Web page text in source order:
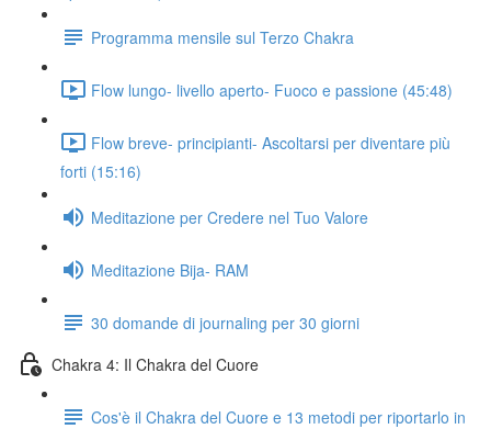
Programma mensile sul Terzo Chakra
Flow lungo- livello aperto- Fuoco e passione (45:48)
Flow breve- principianti- Ascoltarsi per diventare più
forti (15:16)
Meditazione per Credere nel Tuo Valore
Meditazione Bija- RAM
30 domande di journaling per 30 giorni
Chakra 4: Il Chakra del Cuore
Cos'è il Chakra del Cuore e 13 metodi per riportarlo in